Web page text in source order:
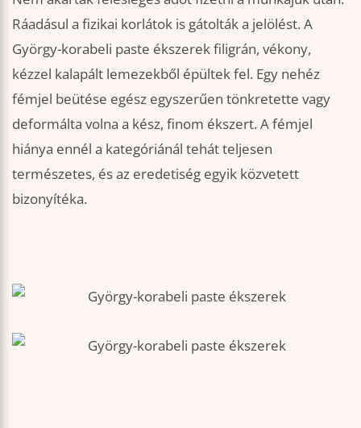
Ráadásul a fizikai korlátok is gátolták a jelölést. A
György-korabeli paste ékszerek filigrán, vékony,
kézzel kalapált lemezekből épültek fel. Egy nehéz
fémjel beütése egész egyszerűen tönkretette vagy
deformálta volna a kész, finom ékszert. A fémjel
hiánya ennél a kategóriánál tehát teljesen
természetes, és az eredetiség egyik közvetett
bizonyítéka.